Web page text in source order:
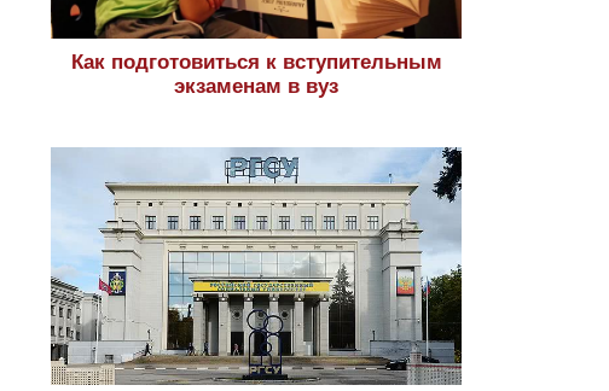
Как подготовиться к вступительным
экзаменам в вуз